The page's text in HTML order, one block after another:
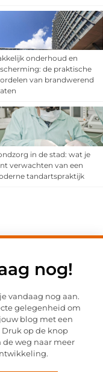
onderhoud en
de praktische
van brandwerend
in de stad: wat je
verwachten van een
tandartspraktijk
nog!
vandaag nog aan.
gelegenheid om
blog met een
op de knop
de weg naar meer